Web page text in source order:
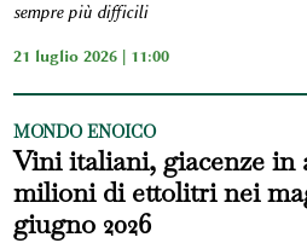
sempre più difficili
21 luglio 2026 | 11:00
MONDO ENOICO
Vini italiani, giacenze in
milioni di ettolitri nei
giugno 2026